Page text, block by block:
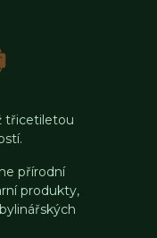
třicetiletou
přírodní
produkty,